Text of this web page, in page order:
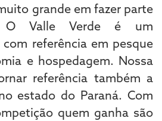
grande em fazer parte
O Valle Verde é um
referência em pesque
e hospedagem. Nossa
referência também a
estado do Paraná. Com
quem ganha são